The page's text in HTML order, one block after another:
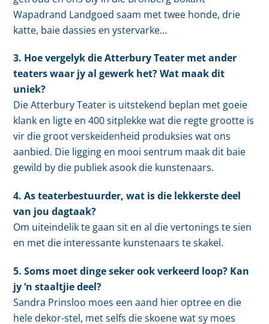
Wapadrand Landgoed saam met twee honde, drie
katte, baie dassies en ystervarke…
3. Hoe vergelyk die Atterbury Teater met ander
teaters waar jy al gewerk het? Wat maak dit
uniek?
Die Atterbury Teater is uitstekend beplan met goeie
klank en ligte en 400 sitplekke wat die regte grootte is
vir die groot verskeidenheid produksies wat ons
aanbied. Die ligging en mooi sentrum maak dit baie
gewild by die publiek asook die kunstenaars.
4. As teaterbestuurder, wat is die lekkerste deel
van jou dagtaak?
Om uiteindelik te gaan sit en al die vertonings te sien
en met die interessante kunstenaars te skakel.
5. Soms moet dinge seker ook verkeerd loop? Kan
jy ‘n staaltjie deel?
Sandra Prinsloo moes een aand hier optree en die
hele dekor-stel, met selfs die skoene wat sy moes